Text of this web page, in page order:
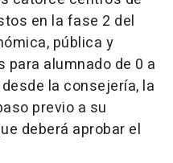
en la fase 2 del
pública y
alumnado de 0 a
la consejería, la
previo a su
deberá aprobar el